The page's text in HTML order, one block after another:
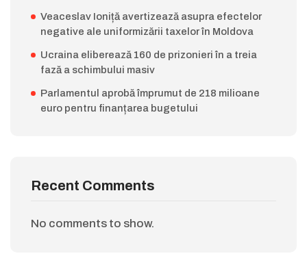
Veaceslav Ioniță avertizează asupra efectelor
negative ale uniformizării taxelor în Moldova
Ucraina eliberează 160 de prizonieri în a treia
fază a schimbului masiv
Parlamentul aprobă împrumut de 218 milioane
euro pentru finanțarea bugetului
Recent Comments
No comments to show.